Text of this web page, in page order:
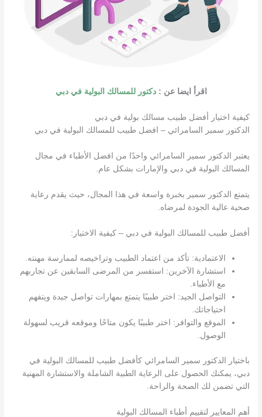
اقرأ ايضا عن :دكتور للمسالك البولية في دبي
كيفية اختيار أفضل طبيب مسالك بولية في دبي
الدكتور سمير السامرائي – افضل طبيب للمسالك البولية في دبي
يعتبر الدكتور سمير السامرائي واحدًا من افضل الأطباء في مجال
المسالك البولية في دبي والإمارات بشكل عام.
يتمتع الدكتور سمير بخبرة واسعة في هذا المجال، حيث يقدم رعاية
صحية عالية الجودة لمرضاه.
أفضل طبيب للمسالك البولية في دبي – كيفية الاختيار:
الاعتمادية: تأكد من اعتماد الطبيب وتراخيصه لممارسة مهنته.
استشارة الآخرين: استفسر من المرضى السابقين عن تجاربهم
مع الأطباء.
التواصل الجيد: اختر طبيبًا يتمتع بمهارات تواصل جيدة ويتفهم
احتياجاتك.
الموقع والتوافر: اختر طبيبًا يكون متاحًا وموقعه قريب لسهولة
الوصول.
باختيار الدكتور سمير السامرائي كأفضل طبيب للمسالك البولية في
دبي، يمكنك الحصول على الرعاية الطبية الشاملة والاستشارة المهنية
التي تضمن لك الصحة والراحة.
أهم المعايير لتقييم أطباء المسالك البولية